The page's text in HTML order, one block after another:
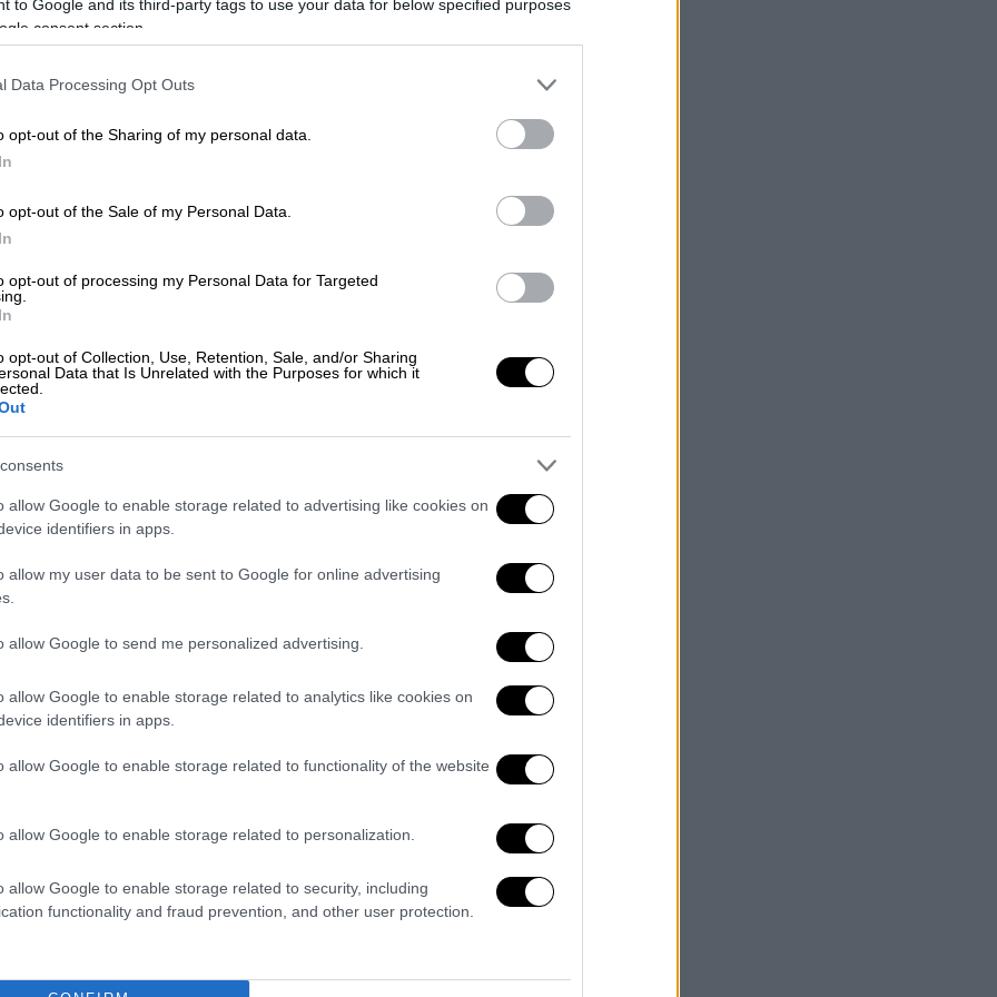
to Google and its third-party tags to use your data for below specified purposes
consent section.
Data Processing Opt Outs
opt-out of the Sharing of my personal data.
opt-out of the Sale of my Personal Data.
opt-out of processing my Personal Data for Targeted
opt-out of Collection, Use, Retention, Sale, and/or Sharing
Data that Is Unrelated with the Purposes for which it
allow Google to enable storage related to advertising like cookies on
identifiers in apps.
allow my user data to be sent to Google for online advertising
allow Google to send me personalized advertising.
allow Google to enable storage related to analytics like cookies on
identifiers in apps.
allow Google to enable storage related to functionality of the website
allow Google to enable storage related to personalization.
allow Google to enable storage related to security, including
functionality and fraud prevention, and other user protection.
συνάντηση της Αμερικανικής
Ιανουαρίου 2021και σηματοδοτεί μία
μπόρεσαν να παρατηρήσουν
σε έναν γαλαξία που
.
Mrk 462
Mrk 462
NASA, ερευνητές από το Dartmouth
που πιστεύεται ότι φιλοξενούν μια
την εξαιρετικά φωτεινή, υψηλής
από τη θερμότητα από τη διαδικασία
η «τροφοδοτούμενη» και ενεργή μαύρη